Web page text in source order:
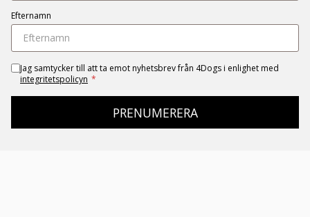
Efternamn
Jag samtycker till att ta emot nyhetsbrev från 4Dogs i enlighet med
integritetspolicyn *
PRENUMERERA